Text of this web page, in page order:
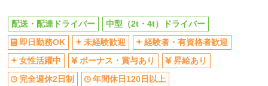
配送・配達ドライバー
中型（2t・4t）ドライバー
即日勤務OK
未経験歓迎
経験者・有資格者歓迎
女性活躍中
ボーナス・賞与あり
昇給あり
完全週休2日制
年間休日120日以上